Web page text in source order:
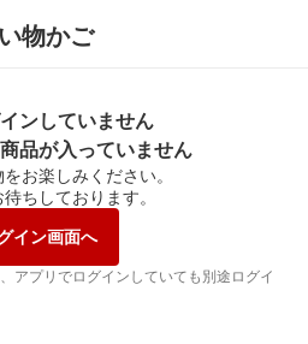
物かご
ンしていません
品が入っていません
お楽しみください。
ちしております。
イン画面へ
アプリでログインしていても別途ログイ